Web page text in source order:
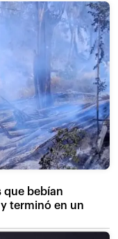
que bebían
terminó en un